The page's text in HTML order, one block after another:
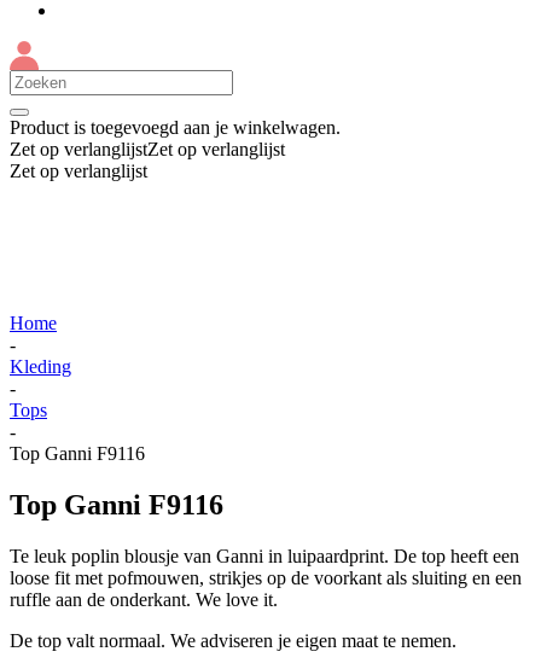
Product is toegevoegd aan je winkelwagen.
Zet op verlanglijstZet op verlanglijst
Zet op verlanglijst
Home
-
Kleding
-
Tops
-
Top Ganni F9116
Top Ganni F9116
Te leuk poplin blousje van Ganni in luipaardprint. De top heeft een
loose fit met pofmouwen, strikjes op de voorkant als sluiting en een
ruffle aan de onderkant. We love it.
De top valt normaal. We adviseren je eigen maat te nemen.